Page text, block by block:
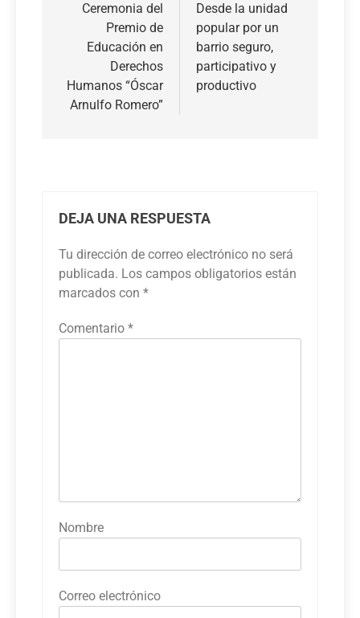
entradas
Ceremonia del
Premio de
Educación en
Derechos
Humanos “Óscar
Arnulfo Romero”
Desde la unidad
popular por un
barrio seguro,
participativo y
productivo
DEJA UNA RESPUESTA
Tu dirección de correo electrónico no será
publicada. Los campos obligatorios están
marcados con *
Comentario *
Nombre
Correo electrónico